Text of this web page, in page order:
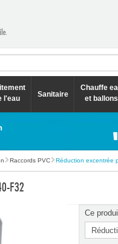
l'eau
Sanitaire
Chauffe
et ballons
Raccords PVC Réduction excentrée
F32
Ce